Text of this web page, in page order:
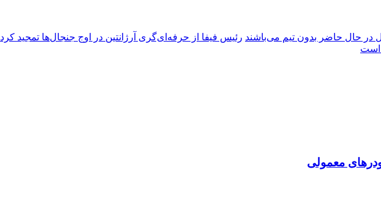
در حال حاضر بدون تیم می‌باشند رئیس فیفا از حرفه‌ای‌گری آرژانتین در اوج جنجال‌ها تمجید کرد
است
معمولی